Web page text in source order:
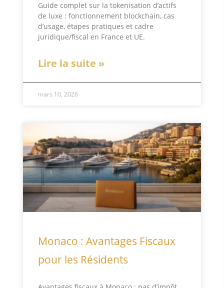
Guide complet sur la tokenisation d’actifs
de luxe : fonctionnement blockchain, cas
d’usage, étapes pratiques et cadre
juridique/fiscal en France et UE.
Lire la suite »
mars 10, 2026
Monaco : Avantages Fiscaux
pour les Résidents